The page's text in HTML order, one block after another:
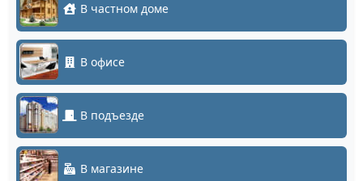
В частном доме
В офисе
В подъезде
В магазине